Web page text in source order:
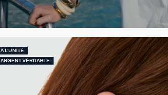
À L'UNITÉ
ARGENT VÉRITABLE